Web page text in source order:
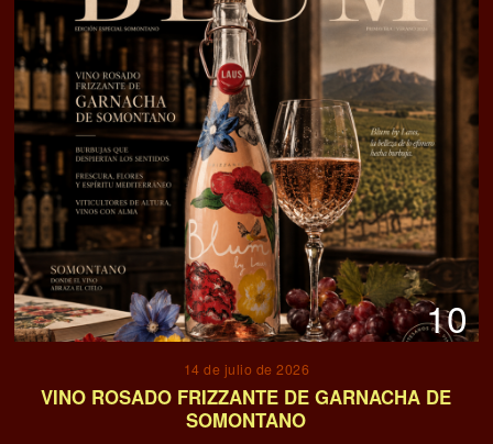
10
14 de julio de 2026
VINO ROSADO FRIZZANTE DE GARNACHA DE
SOMONTANO